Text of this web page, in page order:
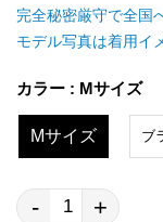
完全秘密厳守で全国
モデル写真は着用イ
カラー : Mサイズ
Mサイズ ブ
- +